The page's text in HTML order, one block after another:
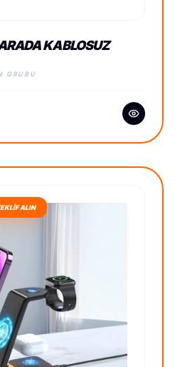
KABLOSUZ
GRUBU
ALIN